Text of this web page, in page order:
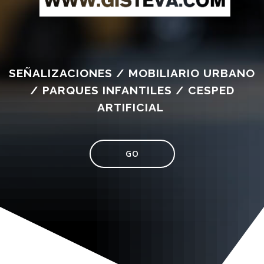
SEÑALIZACIONES / MOBILIARIO URBANO
/ PARQUES INFANTILES / CESPED
ARTIFICIAL
GO